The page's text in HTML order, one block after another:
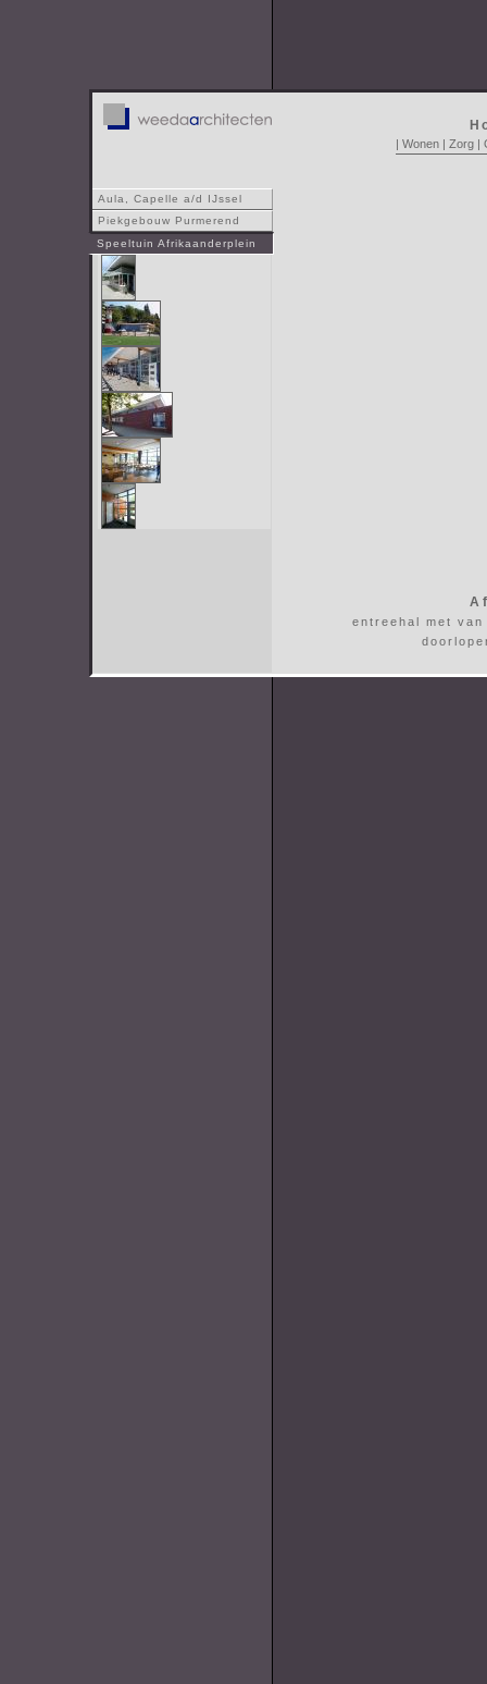
| Wonen | Zorg |
Aula, Capelle a/d IJssel
Piekgebouw Purmerend
Speeltuin Afrikaanderplein
entreehal met